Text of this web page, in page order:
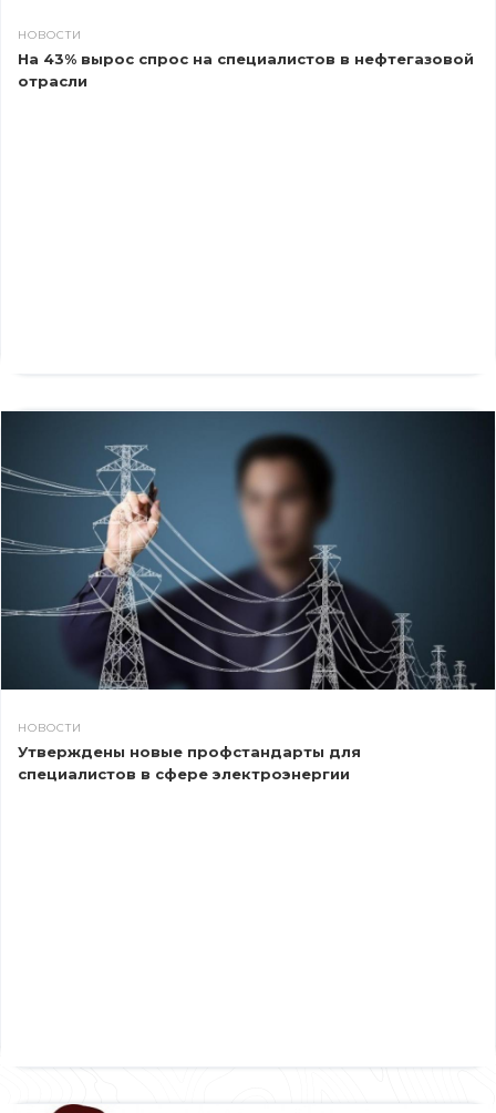
НОВОСТИ
На 43% вырос спрос на специалистов в нефтегазовой
отрасли
НОВОСТИ
Утверждены новые профстандарты для
специалистов в сфере электроэнергии